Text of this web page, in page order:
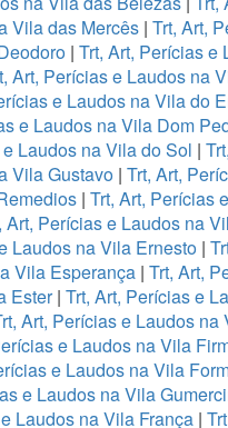
Vila das Mercês| Trt, Art,
| Trt, Art, Perícias e
Art, Perícias e Laudos na
e Laudos na Vila do
e Laudos na Vila Dom
Laudos na Vila do Sol |
Vila Gustavo | Trt, Art,
| Trt, Art, Perícias
Art, Perícias e Laudos na
Laudos na Vila Ernesto |
Vila Esperança | Trt, Art,
Ester| Trt, Art, Perícias e
Art, Perícias e Laudos
e Laudos na Vila
e Laudos na Vila
e Laudos na Vila
Laudos na Vila França |